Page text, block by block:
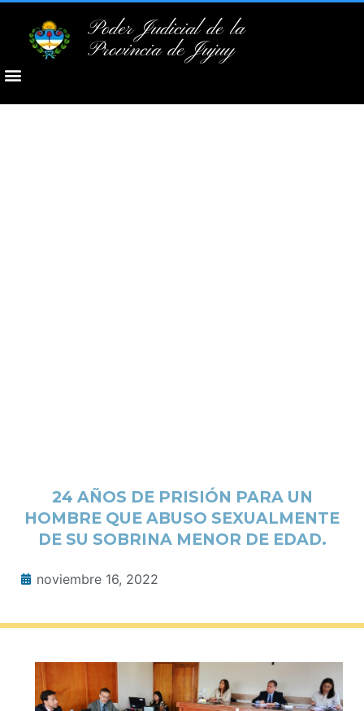
Poder Judicial de la
Provincia de Jujuy
24 AÑOS DE PRISIÓN PARA UN
HOMBRE QUE ABUSO SEXUALMENTE
DE SU SOBRINA MENOR DE EDAD.
noviembre 16, 2022